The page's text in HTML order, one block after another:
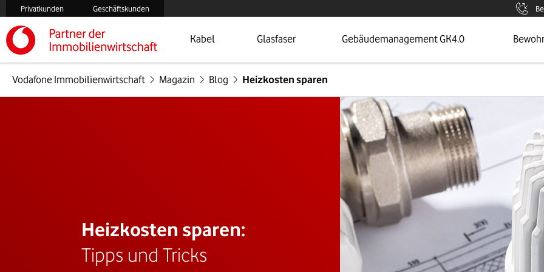
Privatkunden Geschäftskunden
Öffnet Menü
Kabel Zur Seite
Glasfaser Öffnet Menü
Gebäudemanagement GK4.0 Zur
Vodafone Immobilienwirtschaft Magazin Blog Heizkosten sparen
Heizkosten sparen:
Tipps und Tricks